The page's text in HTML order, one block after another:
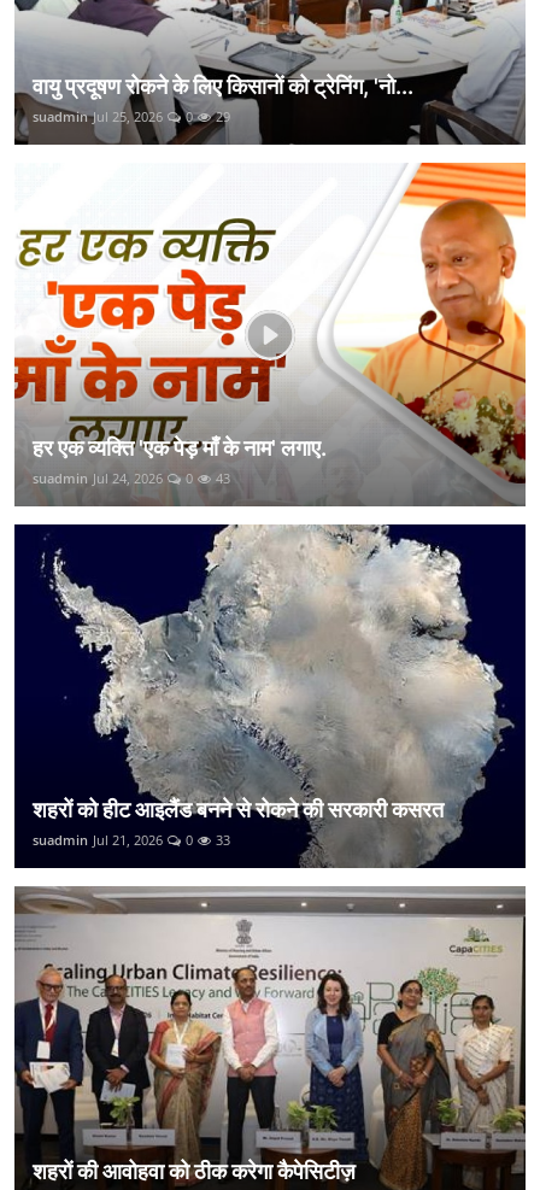
वायु प्रदूषण रोकने के लिए किसानों को ट्रेनिंग, 'नो...
suadmin Jul 25, 2026 0 29
हर एक व्यक्ति 'एक पेड़ माँ के नाम' लगाए.
suadmin Jul 24, 2026 0 43
शहरों को हीट आइलैंड बनने से रोकने की सरकारी कसरत
suadmin Jul 21, 2026 0 33
शहरों की आवोहवा को ठीक करेगा कैपेसिटीज़